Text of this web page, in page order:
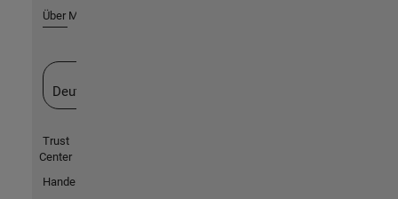
Über MathWorks
Deutschland
Trust
Center
Handelsmarken